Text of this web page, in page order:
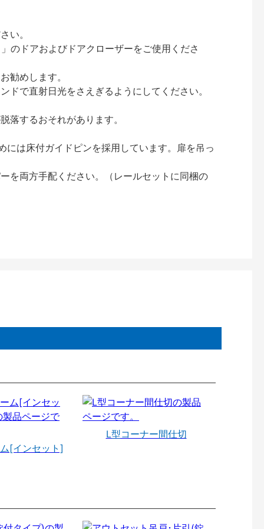
い。
のドアおよびドアクローザーをご使用くださ
勧めします。
で直射日光をさえぎるようにしてください。
するおそれがあります。
は床付ガイドピンを採用しています。扉を吊っ
を両方手配ください。（レールセットに同梱の
[インセット]
L型コーナー間仕切